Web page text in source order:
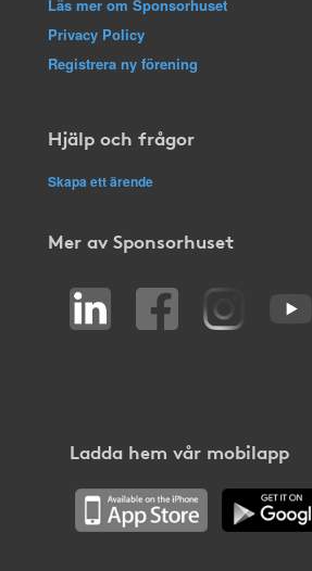
Läs mer om Sponsorhuset
Privacy Policy
Registrera ny förening
Hjälp och frågor
Skapa ett ärende
Mer av Sponsorhuset
Ladda hem vår mobilapp